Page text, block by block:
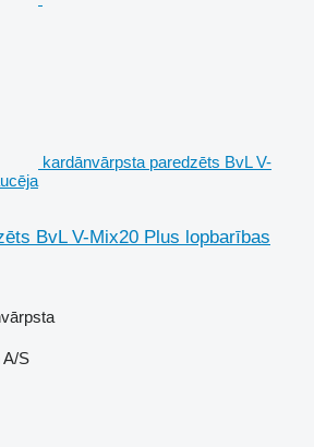
kardānvārpsta paredzēts BvL V-
BvL V-Mix20 Plus lopbarības
A/S